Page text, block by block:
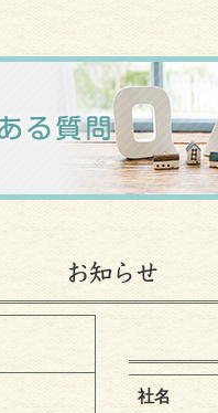
お知らせ
社名